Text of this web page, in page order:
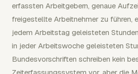
erfassten Arbeitgebern, genaue
freigestellte Arbeitnehmer zu führen,
jedem Arbeitstag geleisteten
in jeder Arbeitswoche geleisteten
Bundesvorschriften schreiben kein
Zeiterfassungssystem vor, aber die